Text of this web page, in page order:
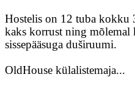
Hostelis on 12 tuba kokku
kaks korrust ning mõlemal
sissepääsuga duširuumi.
OldHouse külalistemaja...